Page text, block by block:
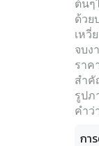
ต้นๆ
ด้วย
เหวี่
จบง
ราค
สำคั
รูปภ
คำ
กา